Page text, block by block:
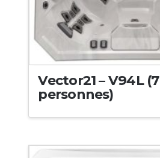
Vector21 – V94L (7
personnes)